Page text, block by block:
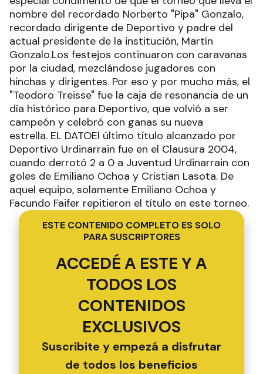
nombre del recordado Norberto "Pipa" Gonzalo,
recordado dirigente de Deportivo y padre del
actual presidente de la institución, Martín
Gonzalo.Los festejos continuaron con caravanas
por la ciudad, mezclándose jugadores con
hinchas y dirigentes. Por eso y por mucho más, el
"Teodoro Treisse" fue la caja de resonancia de un
día histórico para Deportivo, que volvió a ser
campeón y celebró con ganas su nueva
estrella. EL DATOEl último título alcanzado por
Deportivo Urdinarrain fue en el Clausura 2004,
cuando derrotó 2 a 0 a Juventud Urdinarrain con
goles de Emiliano Ochoa y Cristian Lasota. De
aquel equipo, solamente Emiliano Ochoa y
Facundo Faifer repitieron el título en este torneo.
ESTE CONTENIDO COMPLETO ES SOLO
PARA SUSCRIPTORES
ACCEDÉ A ESTE Y A
TODOS LOS
CONTENIDOS
EXCLUSIVOS
Suscribite y empezá a disfrutar
de todos los beneficios